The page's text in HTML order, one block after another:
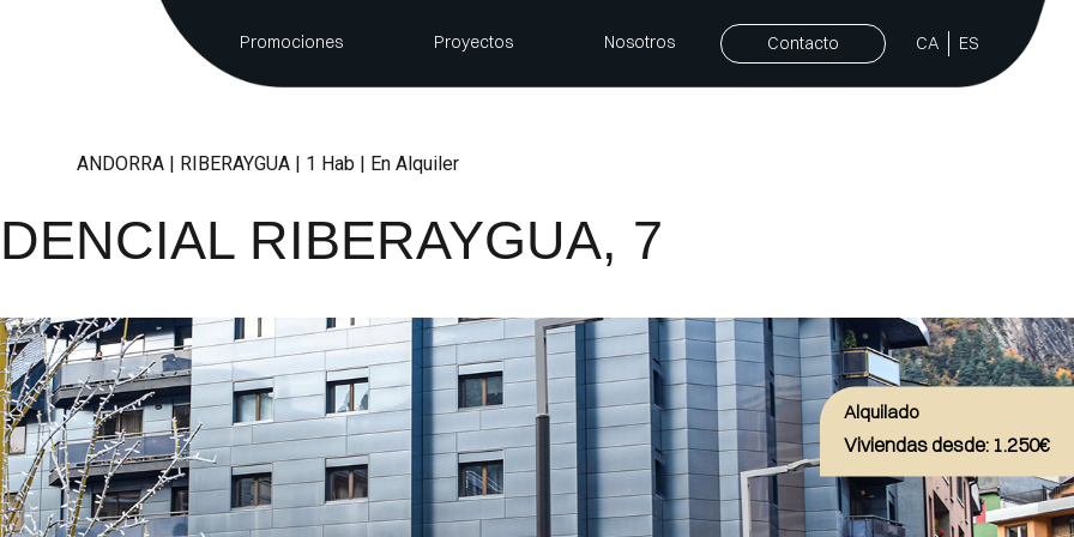
Promociones Proyectos Nosotros Contacto CA ES
ANDORRA | RIBERAYGUA | 1 Hab | En Alquiler
RIBERAYGUA, 7
Alquilado
Viviendas desde: 1.250€